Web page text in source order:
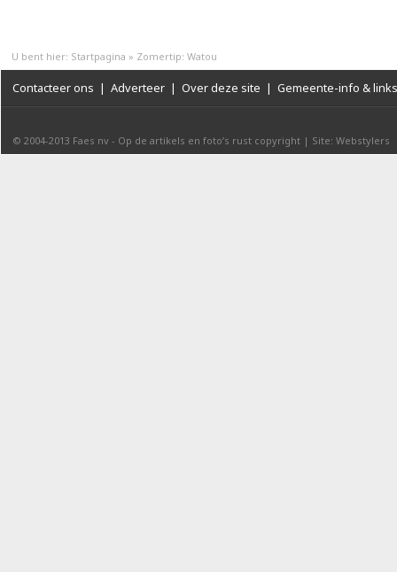
U bent hier: Startpagina » Zomertip: Watou
Contacteer ons | Adverteer | Over deze site | Gemeente-info & links
© 2004-2013 Faes nv - Op de artikels en foto’s rust copyright | Site: Webstylers